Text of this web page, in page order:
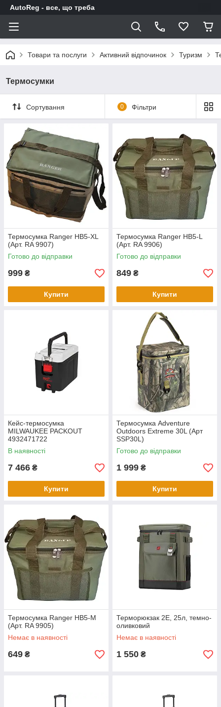
AutoReg - все, що треба
Товари та послуги Активний відпочинок Туризм
Термосумки
Сортування 0 Фільтри
Термосумка Ranger HB5-XL
(Арт. RA 9907)
Готово до відправки
999 ₴
Купити
Термосумка Ranger HB5-L
(Арт. RA 9906)
Готово до відправки
849 ₴
Купити
Кейс-термосумка
MILWAUKEE PACKOUT
4932471722
В наявності
7 466 ₴
Купити
Термосумка Adventure
Outdoors Extreme 30L (Арт
SSP30L)
Готово до відправки
1 999 ₴
Купити
Термосумка Ranger HB5-M
(Арт. RA 9905)
Немає в наявності
649 ₴
Терморюкзак 2E, 25л, темно-
оливковий
Немає в наявності
1 550 ₴